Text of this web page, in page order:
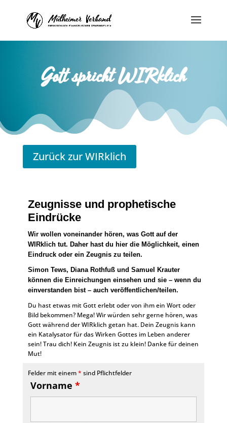
Gott spricht WIRklich
Zurück zur WIRklich
Zeugnisse und prophetische
Eindrücke
Wir wollen voneinander hören, was Gott auf der
WIRklich tut. Daher hast du hier die Möglichkeit, einen
Eindruck oder ein Zeugnis zu teilen.
Simon Tews, Diana Rothfuß und Samuel Krauter
können die Einreichungen einsehen und sie – wenn du
einverstanden bist – auch veröffentlichen/teilen.
Du hast etwas mit Gott erlebt oder von ihm ein Wort oder
Bild bekommen? Mega! Wir würden sehr gerne hören, was
Gott während der WIRklich getan hat. Dein Zeugnis kann
ein Katalysator für das Wirken Gottes im Leben anderer
sein! Trau dich! Kein Zeugnis ist zu klein! Danke für deinen
Mut!
Felder mit einem* sind Pflichtfelder
Vorname *